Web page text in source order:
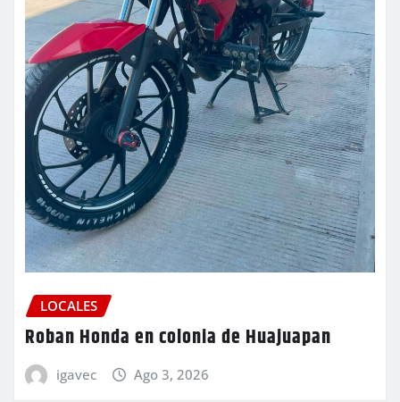
LOCALES
Roban Honda en colonia de Huajuapan
igavec Ago 3, 2026